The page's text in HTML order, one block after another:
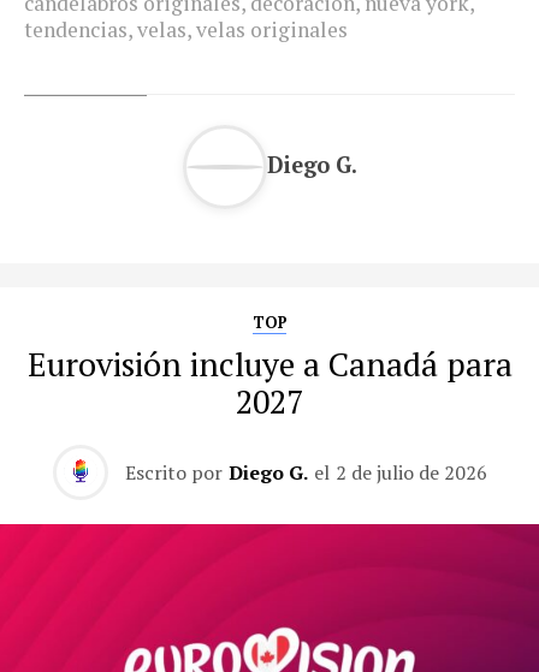
tendencias,velas,velas originales
Diego G.
TOP
Eurovisión incluye a Canadá para
2027
Escrito por Diego G. el 2 de julio de 2026